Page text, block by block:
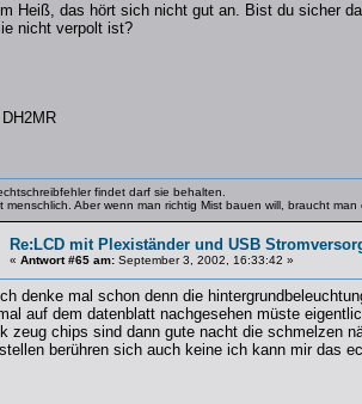
Heiß, das hört sich nicht gut an. Bist du sicher
nicht verpolt ist?
findet darf sie behalten.
menschlich. Aber wenn man richtig Mist bauen will, braucht man
Re:LCD mit Plexiständer und USB
« Antwort #65 am:September 3, 2002, 16:33:42 »
denke mal schon denn die
auf dem datenblatt nachgesehen müste
zeug chips sind dann gute nacht die schmelzen
berühren sich auch keine ich kann mir das